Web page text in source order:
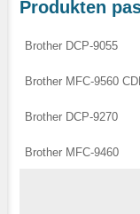
Produkten
Brother DCP-9055
Brother MFC-9560
Brother DCP-9270
Brother MFC-9460